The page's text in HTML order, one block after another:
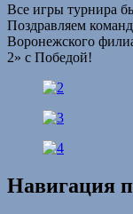
Все игры турнира
Поздравляем
Воронежского
2» с Победой!
Навигация